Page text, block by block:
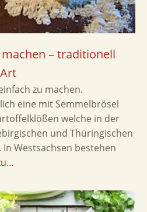
– traditionell
zu machen.
eine mit Semmelbrösel
welche in der
und Thüringischen
Westsachsen bestehen